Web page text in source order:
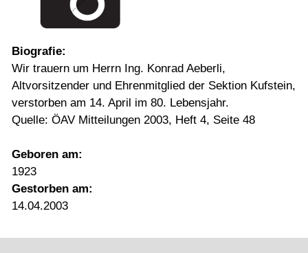
Biografie:
Wir trauern um Herrn Ing. Konrad Aeberli,
Altvorsitzender und Ehrenmitglied der Sektion Kufstein,
verstorben am 14. April im 80. Lebensjahr.
Quelle: ÖAV Mitteilungen 2003, Heft 4, Seite 48
Geboren am:
1923
Gestorben am:
14.04.2003